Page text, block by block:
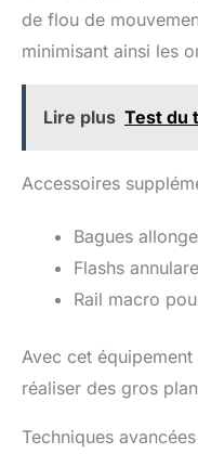
de flou de
minimisant ainsi les
Lire plus Test du
Accessoires
Bagues
Flashs
Rail macro
Avec cet
réaliser des gros
Techniques